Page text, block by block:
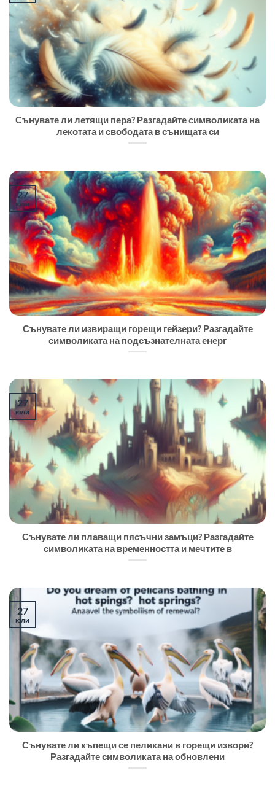
Сънувате ли летящи пера? Разгадайте символиката на
лекотата и свободата в сънищата си
Сънувате ли извиращи горещи гейзери? Разгадайте
символиката на подсъзнателната енерг
27
юли
Сънувате ли плаващи пясъчни замъци? Разгадайте
символиката на временността и мечтите в
27
юли
Сънувате ли къпещи се пеликани в горещи извори?
Разгадайте символиката на обновлени
27
юли